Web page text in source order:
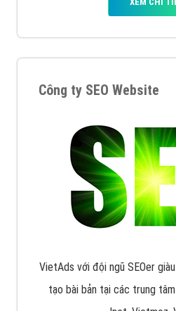
chạy quảng cáo facebook,
Quảng cáo Remarketing